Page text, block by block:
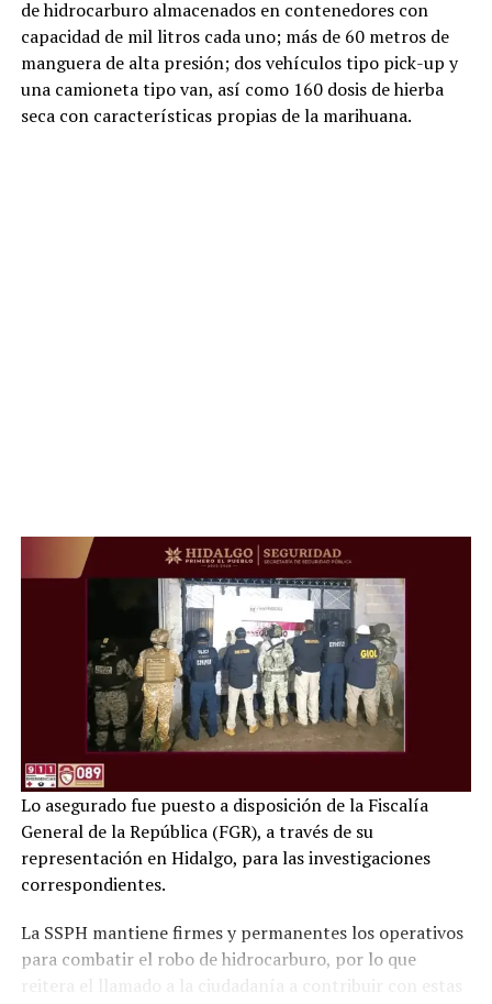
de hidrocarburo almacenados en contenedores con
capacidad de mil litros cada uno; más de 60 metros de
manguera de alta presión; dos vehículos tipo pick-up y
una camioneta tipo van, así como 160 dosis de hierba
seca con características propias de la marihuana.
Lo asegurado fue puesto a disposición de la Fiscalía
General de la República (FGR), a través de su
representación en Hidalgo, para las investigaciones
correspondientes.
La SSPH mantiene firmes y permanentes los operativos
para combatir el robo de hidrocarburo, por lo que
reitera el llamado a la ciudadanía a contribuir con estas